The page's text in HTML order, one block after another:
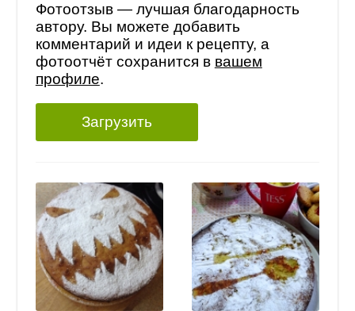
Фотоотзыв — лучшая благодарность
автору. Вы можете добавить
комментарий и идеи к рецепту, а
фотоотчёт сохранится в вашем
профиле.
Загрузить